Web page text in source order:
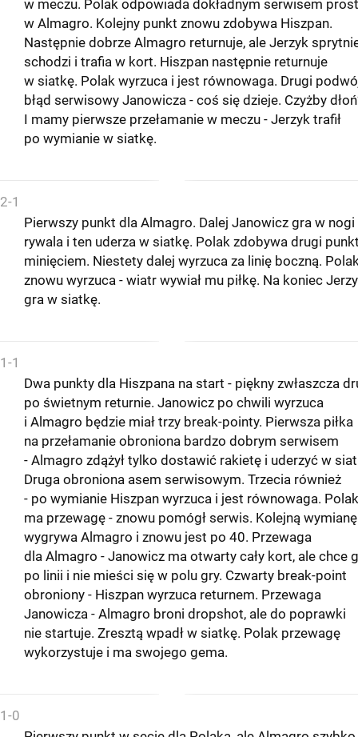
w meczu. Polak odpowiada dokładnym serwisem
w Almagro. Kolejny punkt znowu zdobywa Hiszpan.
Następnie dobrze Almagro returnuje, ale Jerzyk
schodzi i trafia w kort. Hiszpan następnie returnuje
w siatkę. Polak wyrzuca i jest równowaga. Drugi
błąd serwisowy Janowicza - coś się dzieje. Czyżby
I mamy pierwsze przełamanie w meczu - Jerzyk trafił
po wymianie w siatkę.
2-1
Pierwszy punkt dla Almagro. Dalej Janowicz gra w nogi
rywala i ten uderza w siatkę. Polak zdobywa drugi
minięciem. Niestety dalej wyrzuca za linię boczną.
znowu wyrzuca - wiatr wywiał mu piłkę. Na koniec
gra w siatkę.
1-1
Dwa punkty dla Hiszpana na start - piękny zwłaszcza
po świetnym returnie. Janowicz po chwili wyrzuca
i Almagro będzie miał trzy break-pointy. Pierwsza piłka
na przełamanie obroniona bardzo dobrym serwisem
- Almagro zdążył tylko dostawić rakietę i uderzyć w
Druga obroniona asem serwisowym. Trzecia również
- po wymianie Hiszpan wyrzuca i jest równowaga. Polak
ma przewagę - znowu pomógł serwis. Kolejną wymianę
wygrywa Almagro i znowu jest po 40. Przewaga
dla Almagro - Janowicz ma otwarty cały kort, ale chce
po linii i nie mieści się w polu gry. Czwarty break-point
obroniony - Hiszpan wyrzuca returnem. Przewaga
Janowicza - Almagro broni dropshot, ale do poprawki
nie startuje. Zresztą wpadł w siatkę. Polak przewagę
wykorzystuje i ma swojego gema.
1-0